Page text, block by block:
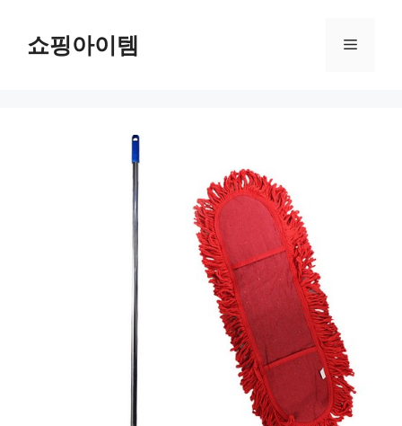
쇼핑아이템 메